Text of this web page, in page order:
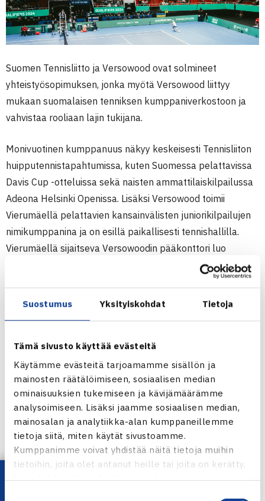
Suostumus Yksityiskohdat Tietoja
Tämä sivusto käyttää evästeitä
Käytämme evästeitä tarjoamamme sisällön ja
mainosten räätälöimiseen, sosiaalisen median
ominaisuuksien tukemiseen ja kävijämäärämme
analysoimiseen. Lisäksi jaamme sosiaalisen median,
mainosalan ja analytiikka-alan kumppaneillemme
tietoja siitä, miten käytät sivustoamme.
Kumppanimme voivat yhdistää näitä tietoja muihin
tietoihin, joita olet antanut heille tai joita on kerätty,
kun olet käyttänyt heidän palvelujaan.
Suomen Tennisliitto ja Versowood ovat solmineet
yhteistyösopimuksen, jonka myötä Versowood liittyy
mukaan suomalaisen tenniksen kumppaniverkostoon ja
vahvistaa rooliaan lajin tukijana.
Monivuotinen kumppanuus näkyy keskeisesti Tennisliiton
huipputennistapahtumissa, kuten Suomessa pelattavissa
Davis Cup -otteluissa sekä naisten ammattilaiskilpailussa
Adeona Helsinki Openissa. Lisäksi Versowood toimii
Vierumäellä pelattavien kansainvälisten juniorikilpailujen
nimikumppanina ja on esillä paikallisesti tennishallilla.
Vierumäellä sijaitseva Versowoodin pääkonttori luo
yhteistyölle luontevan ja paikallisen yhteyden myös
Yhteistyö tuo myös Versowoodille mahdollisuuksia
henkilöstötapahtumiin.
”On erityisen hienoa saada suomalainen perheyritys
Versowood Tennisliiton kumppaniksi ja mukaan
yhteistyöhön. Yhteistyö tukee lajin kehitystyötä, edistää
tapahtumien kehittämistä ja avaa uusia mahdollisuuksia
yritysyhteistyölle tenniksen ympärillä,” sanoo Tennisliiton
toimitusjohtajaTeemu Purho